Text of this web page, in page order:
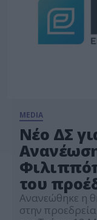
MEDIA
Νέο ΔΣ
του
Ανανεώθηκε η
στην